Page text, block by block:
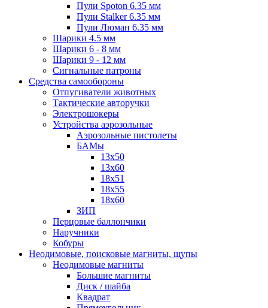
Пули Spoton 6.35 мм
Пули Stalker 6.35 мм
Пули Люман 6.35 мм
Шарики 4.5 мм
Шарики 6 - 8 мм
Шарики 9 - 12 мм
Сигнальные патроны
Средства самообороны
Отпугиватели животных
Тактические авторучки
Электрошокеры
Устройства аэрозольные
Аэрозольные пистолеты
БАМы
13х50
13х60
18х51
18х55
18х60
ЗИП
Перцовые баллончики
Наручники
Кобуры
Неодимовые, поисковые магниты, щупы
Неодимовые магниты
Большие магниты
Диск / шайба
Квадрат